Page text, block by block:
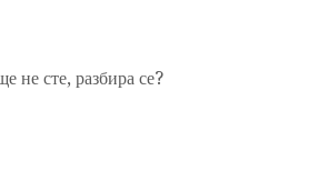
не сте, разбира се?